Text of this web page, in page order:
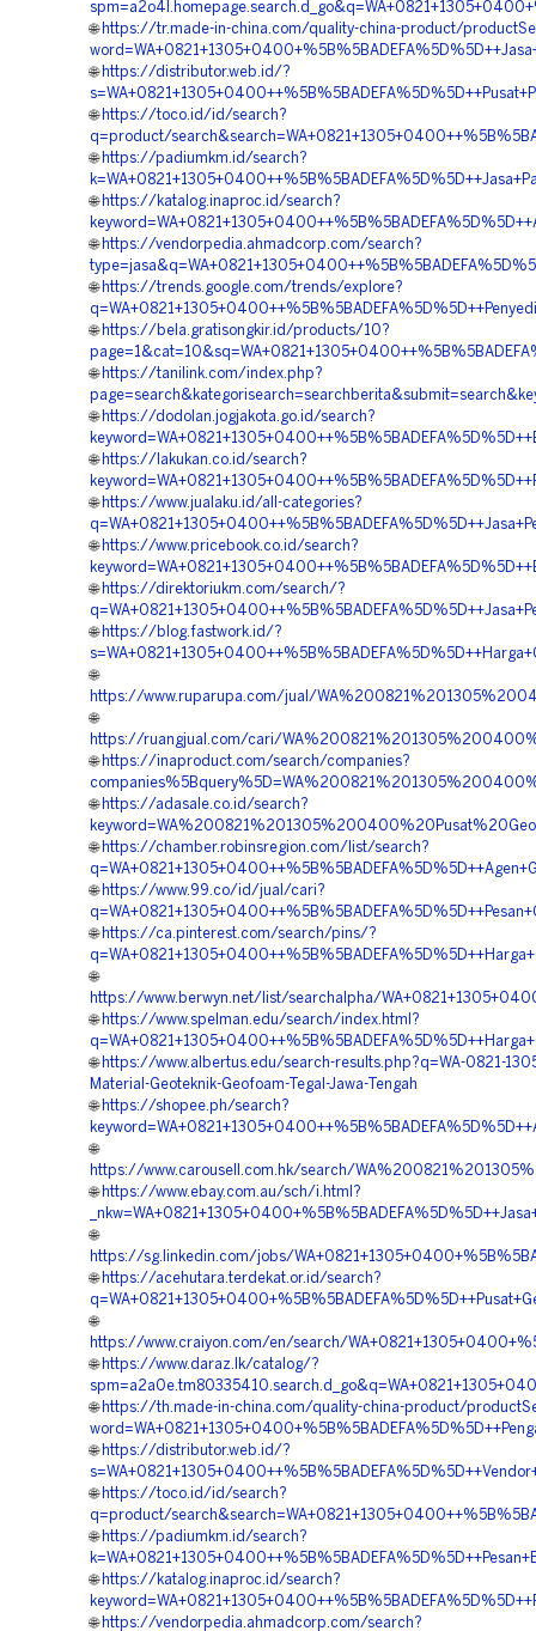
🌐 https://tr.made-in-china.com/quality-china-product/
🌐 https://distributor.web.id/?
🌐 https://toco.id/id/search?
q=product/
🌐 https://padiumkm.id/search?
🌐 https://katalog.inaproc.id/search?
🌐 https://vendorpedia.ahmadcorp.com/search?
🌐 https://trends.google.com/trends/explore?
🌐 https://bela.gratisongkir.id/products/10?
🌐 https://tanilink.com/index.php?
🌐 https://dodolan.jogjakota.go.id/search?
🌐 https://lakukan.co.id/search?
🌐 https://www.jualaku.id/all-categories?
🌐 https://www.pricebook.co.id/search?
🌐 https://direktoriukm.com/search/?
🌐 https://blog.fastwork.id/?
🌐
https://www.ruparupa.com/jual/
🌐
https://ruangjual.com/cari/
🌐 https://inaproduct.com/search/companies?
🌐 https://adasale.co.id/search?
🌐 https://chamber.robinsregion.com/list/search?
🌐 https://www.99.co/id/jual/cari?
🌐 https://ca.pinterest.com/search/pins/?
🌐
https://www.berwyn.net/list/searchalpha/
🌐 https://www.spelman.edu/search/index.html?
🌐 https://www.albertus.edu/search-results.php?q=WA-0821-
Material-Geoteknik-Geofoam-Tegal-Jawa-Tengah
🌐 https://shopee.ph/search?
🌐
https://www.carousell.com.hk/search/
🌐 https://www.ebay.com.au/sch/i.html?
🌐
https://sg.linkedin.com/jobs/
🌐 https://acehutara.terdekat.or.id/search?
🌐
https://www.craiyon.com/en/search/
🌐 https://www.daraz.lk/catalog/?
🌐 https://th.made-in-china.com/quality-china-product/
🌐 https://distributor.web.id/?
🌐 https://toco.id/id/search?
q=product/
🌐 https://padiumkm.id/search?
🌐 https://katalog.inaproc.id/search?
🌐 https://vendorpedia.ahmadcorp.com/search?